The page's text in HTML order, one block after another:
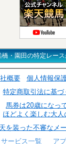
橋・園田の特定レー
概要 個人情報保
特定商取引法に基づ
馬券は20歳になっ
ほどよく楽しむ大人
天を装った不審なメ
サービス一覧
ア